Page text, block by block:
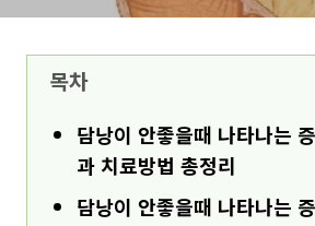
목차
담낭이 안좋을때 나타나는
과 치료방법 총정리
담낭이 안좋을때 나타나는